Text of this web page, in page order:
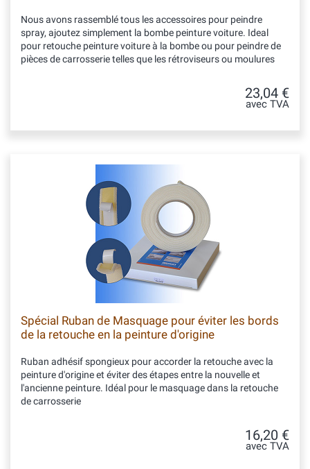
Nous avons rassemblé tous les accessoires pour peindre
spray, ajoutez simplement la bombe peinture voiture. Ideal
pour retouche peinture voiture à la bombe ou pour peindre de
pièces de carrosserie telles que les rétroviseurs ou moulures
23,04 €
avec TVA
Spécial Ruban de Masquage pour éviter les bords
de la retouche en la peinture d'origine
Ruban adhésif spongieux pour accorder la retouche avec la
peinture d'origine et éviter des étapes entre la nouvelle et
l'ancienne peinture. Idéal pour le masquage dans la retouche
de carrosserie
16,20 €
avec TVA